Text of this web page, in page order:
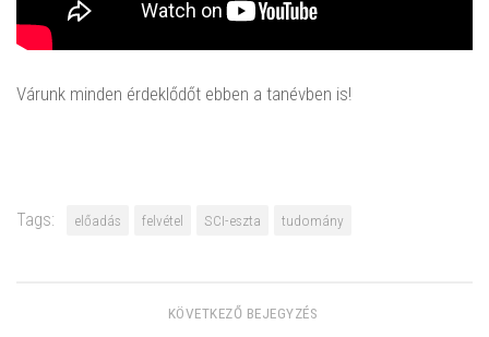
Várunk minden érdeklődőt ebben a tanévben is!
Tags: előadás felvétel SCI-eszta tudomány
KÖVETKEZŐ BEJEGYZÉS